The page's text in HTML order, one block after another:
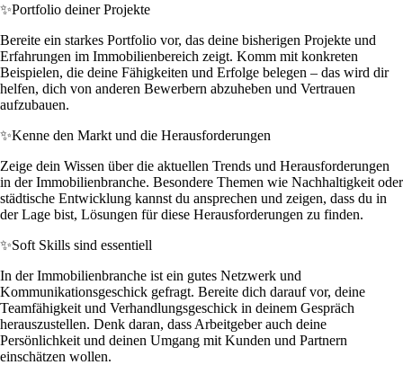
✨Portfolio deiner Projekte
Bereite ein starkes Portfolio vor, das deine bisherigen Projekte und
Erfahrungen im Immobilienbereich zeigt. Komm mit konkreten
Beispielen, die deine Fähigkeiten und Erfolge belegen – das wird dir
helfen, dich von anderen Bewerbern abzuheben und Vertrauen
aufzubauen.
✨Kenne den Markt und die Herausforderungen
Zeige dein Wissen über die aktuellen Trends und Herausforderungen
in der Immobilienbranche. Besondere Themen wie Nachhaltigkeit oder
städtische Entwicklung kannst du ansprechen und zeigen, dass du in
der Lage bist, Lösungen für diese Herausforderungen zu finden.
✨Soft Skills sind essentiell
In der Immobilienbranche ist ein gutes Netzwerk und
Kommunikationsgeschick gefragt. Bereite dich darauf vor, deine
Teamfähigkeit und Verhandlungsgeschick in deinem Gespräch
herauszustellen. Denk daran, dass Arbeitgeber auch deine
Persönlichkeit und deinen Umgang mit Kunden und Partnern
einschätzen wollen.